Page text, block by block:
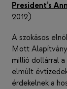
President’s
2012)
A szokásos
Mott
millió dollárral
elmúlt
érdekelnek a